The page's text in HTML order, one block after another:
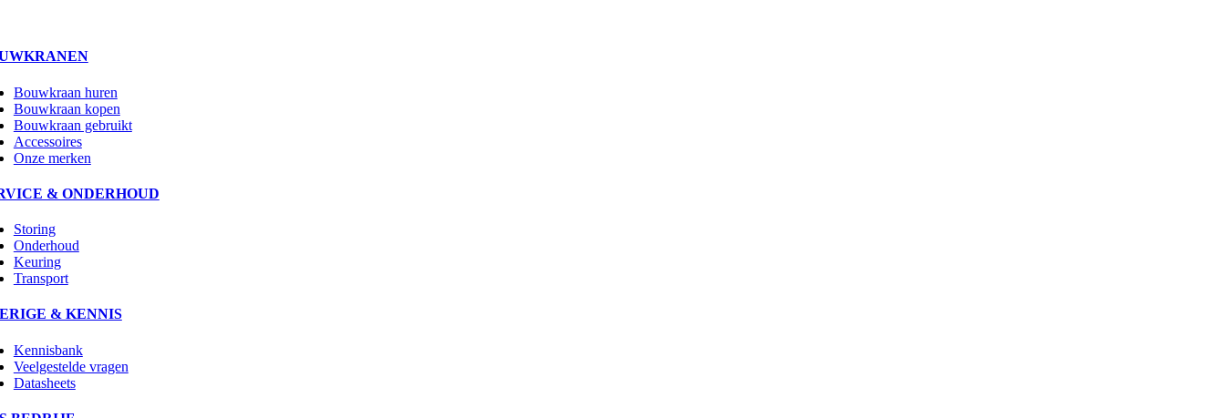
Bouwkraan huren
Bouwkraan kopen
Bouwkraan gebruikt
Accessoires
Onze merken
& ONDERHOUD
Storing
Onderhoud
Keuring
Transport
& KENNIS
Kennisbank
Veelgestelde vragen
Datasheets